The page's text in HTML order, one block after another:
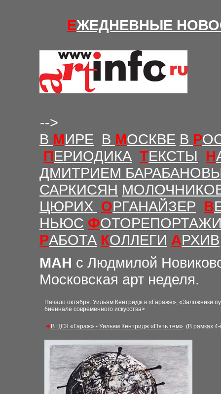
ЕЖЕДНЕВНЫЕ Н
-->
В МИРЕ В МОСКВЕ В Р
ПЕРИОДИКА ТЕКСТЫ Н
ДМИТРИЕМ
САРКИСЯН
ЦЮРИХ ОРГАНАЙЗЕР В
НЬЮС Ф
РАБОТА КОЛЛЕГИ АРХИВ
МАН с Людмилой
Московская арт неделя.
Начало октября: Уильям Кентридж в «Гараже», «Заложники
биеннале современного искусства>
◄ В ЦСК «Гараж» - Уильям Кентридж «Пять тем». (В рамках